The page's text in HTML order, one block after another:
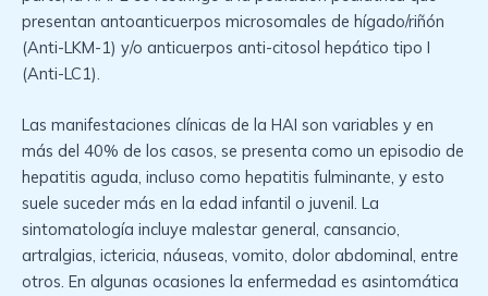
presentan antoanticuerpos microsomales de hígado/riñón
(Anti-LKM-1) y/o anticuerpos anti-citosol hepático tipo I
(Anti-LC1).
Las manifestaciones clínicas de la HAI son variables y en
más del 40% de los casos, se presenta como un episodio de
hepatitis aguda, incluso como hepatitis fulminante, y esto
suele suceder más en la edad infantil o juvenil. La
sintomatología incluye malestar general, cansancio,
artralgias, ictericia, náuseas, vomito, dolor abdominal, entre
otros. En algunas ocasiones la enfermedad es asintomática